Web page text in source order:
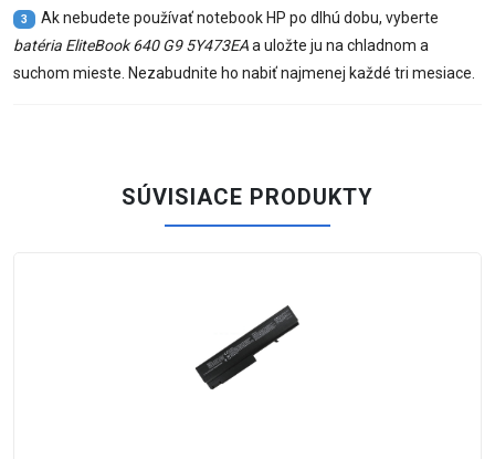
3
Ak nebudete používať notebook HP po dlhú dobu, vyberte
batéria EliteBook 640 G9 5Y473EAa uložte ju na chladnom a
suchom mieste. Nezabudnite ho nabiť najmenej každé tri mesiace.
SÚVISIACE PRODUKTY